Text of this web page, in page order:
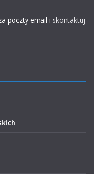
poczty email i skontaktuj